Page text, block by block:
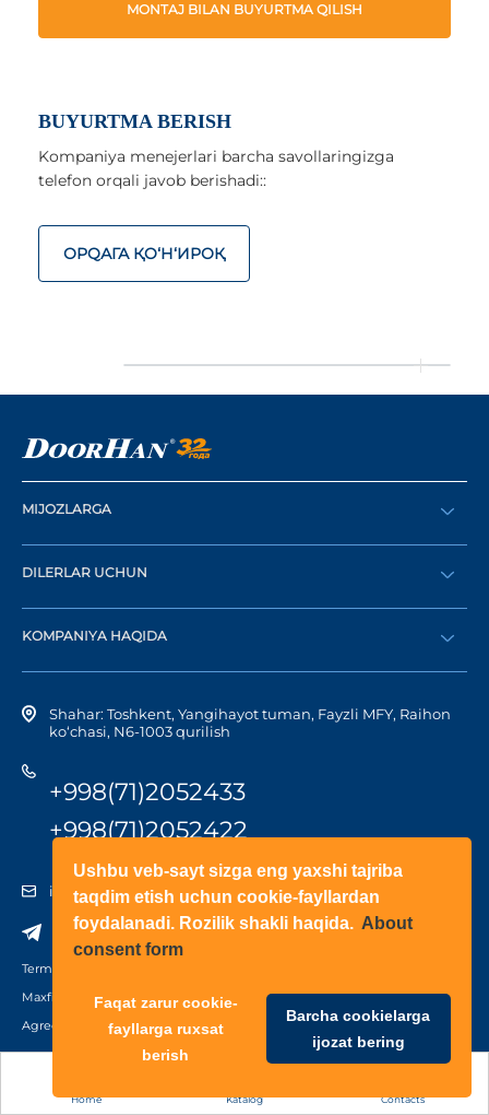
Ushbu veb-sayt sizga eng yaxshi tajriba
taqdim etish uchun cookie-fayllardan
foydalanadi. Rozilik shakli haqida. About
consent form
Faqat zarur cookie-
fayllarga ruxsat
berish
Barcha cookielarga
ijozat bering
Home Katalog Contacts
MONTAJ BILAN BUYURTMA QILISH
BUYURTMA BERISH
Kompaniya menejerlari barcha savollaringizga
telefon orqali javob berishadi::
ОРQАГА ҚO‘Н‘ИРОҚ
MIJOZLARGA
Buyurtma berish
DILERLAR UCHUN
Diler bo‘lish
Shaxsiy kabinetga kirish
KOMPANIYA HAQIDA
Kompaniya tarixi
Shahar: Toshkent, Yangihayot tuman, Fayzli MFY, Raihon
ko‘chasi, N6-1003 qurilish
+998(71)2052433
+998(71)2052422
info@doorhan.uz
Terms of use
Maxfiylik siyosati
Agreement on the processing of personal data